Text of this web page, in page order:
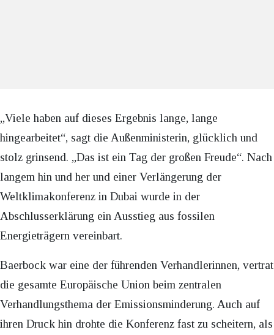
„Viele haben auf dieses Ergebnis lange, lange
hingearbeitet“, sagt die Außenministerin, glücklich und
stolz grinsend. „Das ist ein Tag der großen Freude“. Nach
langem hin und her und einer Verlängerung der
Weltklimakonferenz in Dubai wurde in der
Abschlusserklärung ein Ausstieg aus fossilen
Energieträgern vereinbart.
Baerbock war eine der führenden Verhandlerinnen, vertrat
die gesamte Europäische Union beim zentralen
Verhandlungsthema der Emissionsminderung. Auch auf
ihren Druck hin drohte die Konferenz fast zu scheitern, als